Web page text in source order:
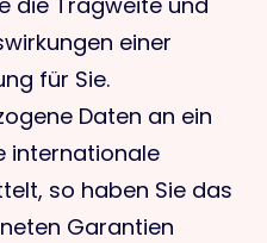
einer
für Sie.
Daten an ein
internationale
so haben Sie das
Garantien